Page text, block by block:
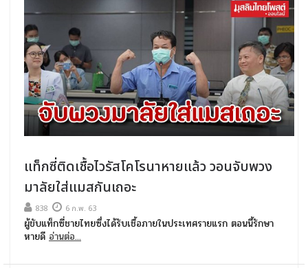
แท็กซี่ติดเชื้อไวรัสโคโรนาหายแล้ว วอนจับพวง
มาลัยใส่แมสกันเถอะ
838 6 ก.พ. 63
ผู้ขับแท็กซี่ชายไทยซึ่งได้รับเชื้อภายในประเทศรายแรก ตอนนี้รักษา
หายดี อ่านต่อ...